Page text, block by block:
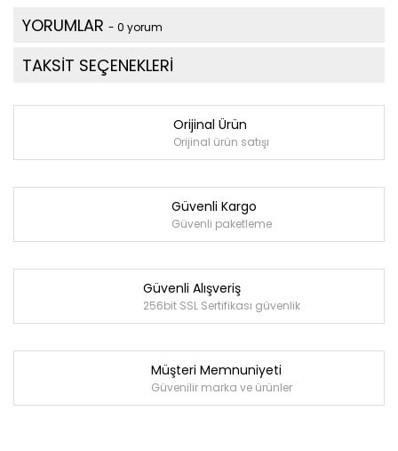
YORUMLAR - 0 yorum
TAKSİT SEÇENEKLERİ
Orijinal Ürün
Orijinal ürün satışı
Güvenli Kargo
Güvenli paketleme
Güvenli Alışveriş
256bit SSL Sertifikası güvenlik
Müşteri Memnuniyeti
Güvenilir marka ve ürünler